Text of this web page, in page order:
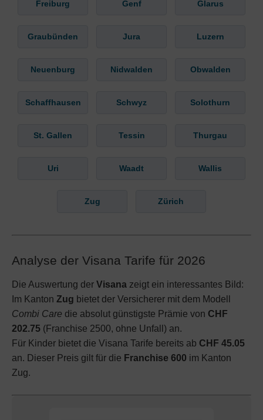
Freiburg Genf Glarus
Graubünden Jura Luzern
Neuenburg Nidwalden Obwalden
Schaffhausen Schwyz Solothurn
St. Gallen Tessin Thurgau
Uri Waadt Wallis
Zug Zürich
Analyse der Visana Tarife für 2026
Die Auswertung der Visana zeigt ein interessantes Bild:
Im Kanton Zug bietet der Versicherer mit dem Modell
Combi Care die absolut günstigste Prämie von CHF
202.75 (Franchise 2500, ohne Unfall) an.
Für Kinder bietet die Visana Tarife bereits ab CHF 45.05
an. Dieser Preis gilt für die Franchise 600 im Kanton
Zug.